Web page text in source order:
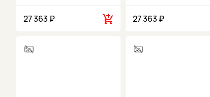
27 363 ₽ 27 363 ₽